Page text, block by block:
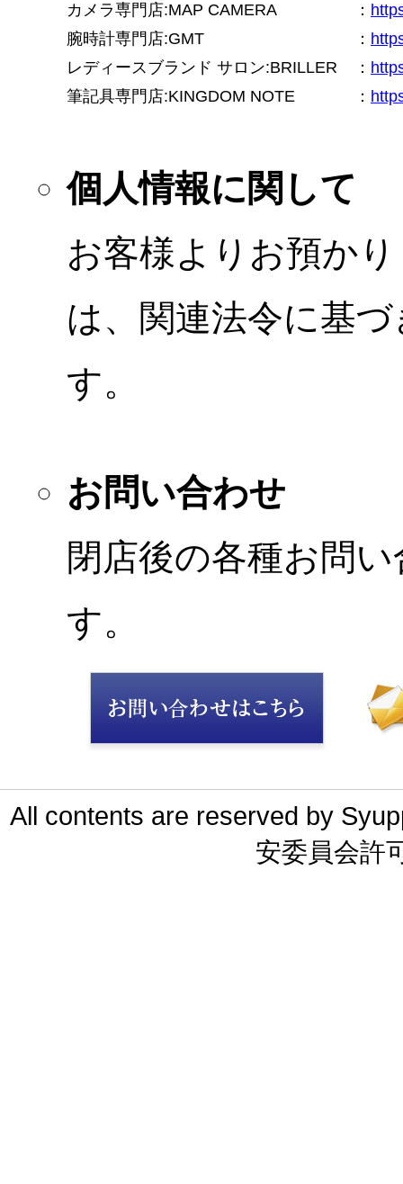
カメラ専門店:MAP CAMERA ：
腕時計専門店:GMT
：
レディースブランド サロン:BRILLER
：
筆記具専門店:KINGDOM NOTE
：
個人情報に関して
お客様よりお預か
は、関連法令に基
す。
お問い合わせ
閉店後の各種お問
す。
All contents are reserved by
安委員会許